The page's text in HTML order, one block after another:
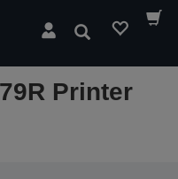
Suchen
Printer